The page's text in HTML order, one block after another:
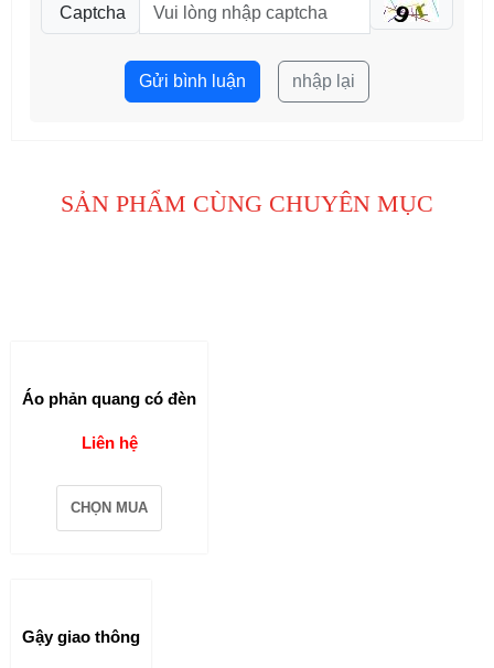
Captcha
Gửi bình luận nhập lại
SẢN PHẨM CÙNG CHUYÊN MỤC
Áo phản quang có đèn
Liên hệ
CHỌN MUA
Gậy giao thông